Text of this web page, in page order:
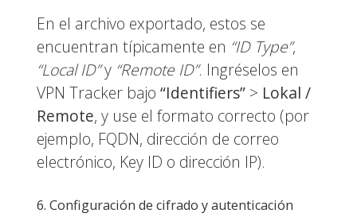
En el archivo exportado, estos se
encuentran típicamente en “ID Type”,
“Local ID”y “Remote ID”. Ingréselos en
VPN Tracker bajo “Identifiers”> Lokal /
Remote, y use el formato correcto (por
ejemplo, FQDN, dirección de correo
electrónico, Key ID o dirección IP).
6. Configuración de cifrado y autenticación